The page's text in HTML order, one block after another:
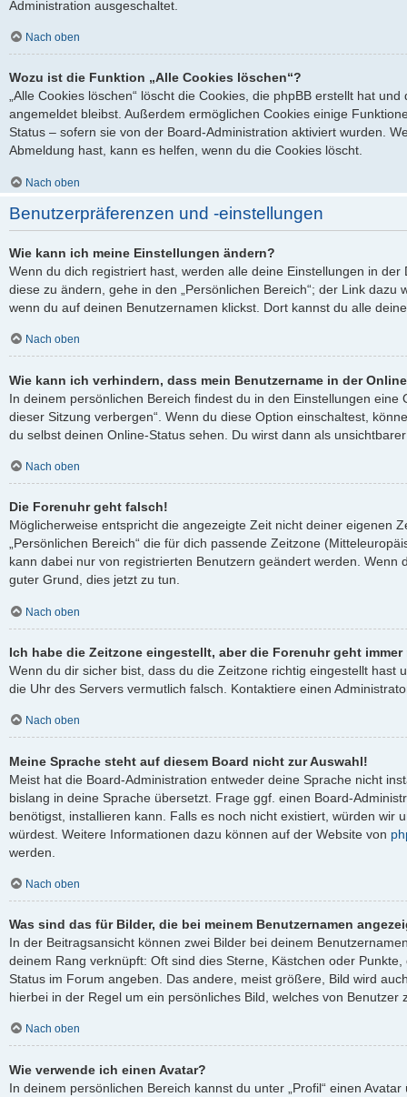
Administration ausgeschaltet.
Nach oben
Wozu ist die Funktion „Alle Cookies löschen“?
„Alle Cookies löschen“ löscht die Cookies, die phpBB erstellt hat
angemeldet bleibst. Außerdem ermöglichen Cookies einige
Status – sofern sie von der Board-Administration aktiviert wurden.
Abmeldung hast, kann es helfen, wenn du die Cookies löscht.
Nach oben
Benutzerpräferenzen und -einstellungen
Wie kann ich meine Einstellungen ändern?
Wenn du dich registriert hast, werden alle deine Einstellungen in
diese zu ändern, gehe in den „Persönlichen Bereich“; der Link dazu
wenn du auf deinen Benutzernamen klickst. Dort kannst du alle
Nach oben
Wie kann ich verhindern, dass mein Benutzername in der
In deinem persönlichen Bereich findest du in den Einstellungen eine
dieser Sitzung verbergen“. Wenn du diese Option einschaltest,
du selbst deinen Online-Status sehen. Du wirst dann als
Nach oben
Die Forenuhr geht falsch!
Möglicherweise entspricht die angezeigte Zeit nicht deiner eigenen
„Persönlichen Bereich“ die für dich passende Zeitzone
kann dabei nur von registrierten Benutzern geändert werden. Wenn
guter Grund, dies jetzt zu tun.
Nach oben
Ich habe die Zeitzone eingestellt, aber die Forenuhr geht
Wenn du dir sicher bist, dass du die Zeitzone richtig eingestellt hast
die Uhr des Servers vermutlich falsch. Kontaktiere einen
Nach oben
Meine Sprache steht auf diesem Board nicht zur Auswahl!
Meist hat die Board-Administration entweder deine Sprache nicht
bislang in deine Sprache übersetzt. Frage ggf. einen Board-
benötigst, installieren kann. Falls es noch nicht existiert, würden wir
würdest. Weitere Informationen dazu können auf der Website von
werden.
Nach oben
Was sind das für Bilder, die bei meinem Benutzernamen
In der Beitragsansicht können zwei Bilder bei deinem
deinem Rang verknüpft: Oft sind dies Sterne, Kästchen oder
Status im Forum angeben. Das andere, meist größere, Bild wird
hierbei in der Regel um ein persönliches Bild, welches von Benutzer
Nach oben
Wie verwende ich einen Avatar?
In deinem persönlichen Bereich kannst du unter „Profil“ einen